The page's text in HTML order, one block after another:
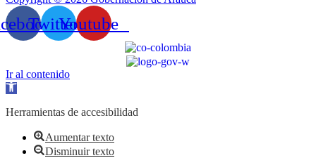
TwitterYoutube
Ir al contenido
Abrir
de
Herramientas de accesibilidad
Aumentar texto
Disminuir texto